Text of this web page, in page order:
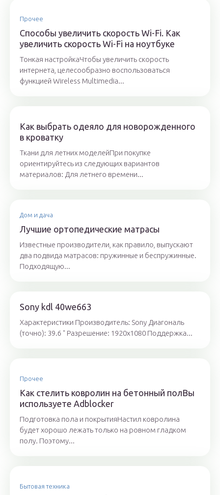
Прочее
Способы увеличить скорость Wi-Fi. Как
увеличить скорость Wi-Fi на ноутбуке
Тонкая настройкаЧтобы увеличить скорость
интернета, целесообразно воспользоваться
функцией Wireless Multimedia...
Как выбрать одеяло для новорожденного
в кроватку
Ткани для летних моделейПри покупке
ориентируйтесь из следующих вариантов
материалов: Для летнего времени...
Дом и дача
Лучшие ортопедические матрасы
Известные производители, как правило, выпускают
два подвида матрасов: пружинные и беспружинные.
Подходящую...
Sony kdl 40we663
Характеристики Производитель: Sony Диагональ
(точно): 39.6 " Разрешение: 1920x1080 Поддержка...
Прочее
Как стелить ковролин на бетонный полВы
используете Adblocker
Подготовка пола и покрытияНастил ковролина
будет хорошо лежать только на ровном гладком
полу. Поэтому...
Бытовая техника